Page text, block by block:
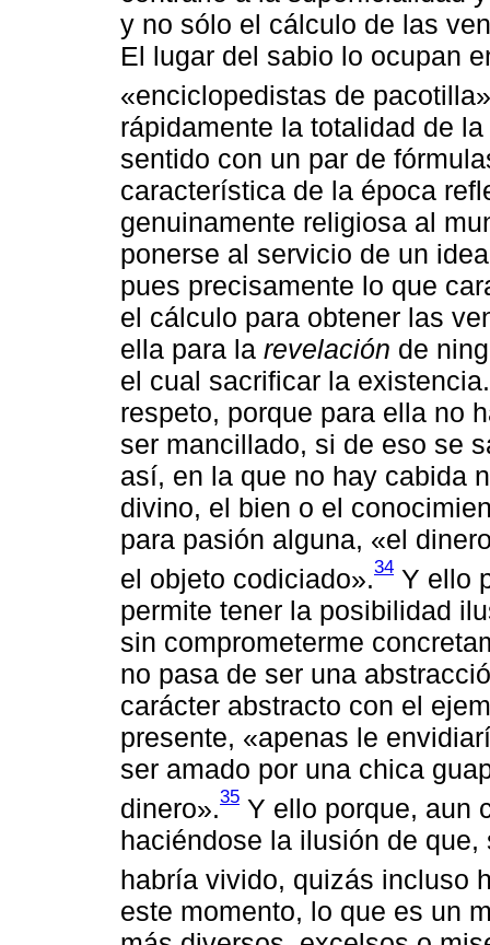
y no sólo el cálculo de las
El lugar del sabio lo ocupan
«enciclopedistas de pacotilla»
rápidamente la totalidad de
sentido con un par de
característica de la época
genuinamente religiosa al
ponerse al servicio de un
pues precisamente lo que
el cálculo para obtener las
ella para la revelación de
el cual sacrificar la
respeto, porque para ella no
ser mancillado, si de eso se
así, en la que no hay cabida
divino, el bien o el
para pasión alguna, «el
el objeto codiciado».34 Y ello
permite tener la posibilidad
sin comprometerme
no pasa de ser una
carácter abstracto con el
presente, «apenas le
ser amado por una chica
dinero».35 Y ello porque, aun
haciéndose la ilusión de
habría vivido, quizás incluso
este momento, lo que es un